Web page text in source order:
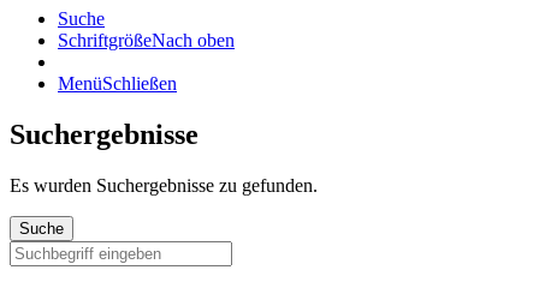
Suche
SchriftgrößeNach oben
MenüSchließen
Suchergebnisse
Es wurden Suchergebnisse zu gefunden.
Suche